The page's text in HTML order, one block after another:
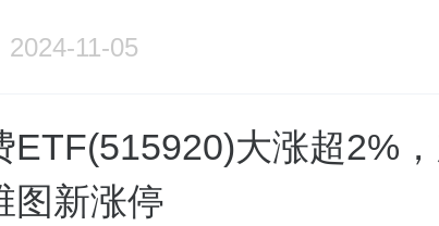
2024-11-05
ETF(515920)大涨超2%
图新涨停